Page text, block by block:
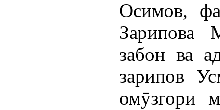
Осимов,
Зарипова
забон ва
зарипов
омӯзгори